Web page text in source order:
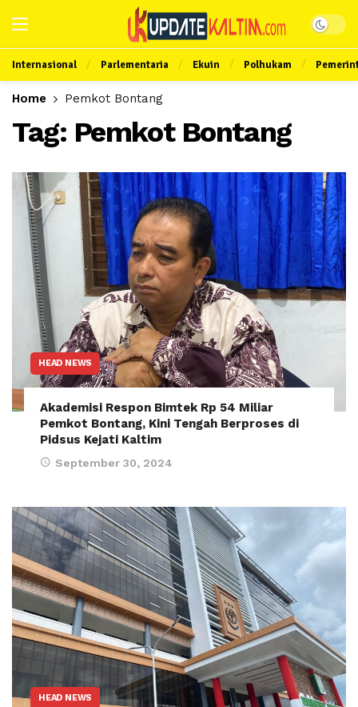
Internasional Parlementaria Ekuin Polhukam
Home Pemkot Bontang
Tag: Pemkot Bontang
HEAD NEWS
Akademisi Respon Bimtek Rp 54 Miliar
Pemkot Bontang, Kini Tengah Berproses di
Pidsus Kejati Kaltim
September 30, 2024
HEAD NEWS